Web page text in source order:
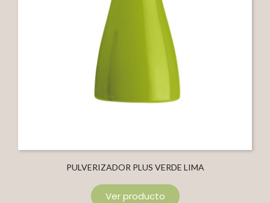
PULVERIZADOR PLUS VERDE LIMA
Ver producto